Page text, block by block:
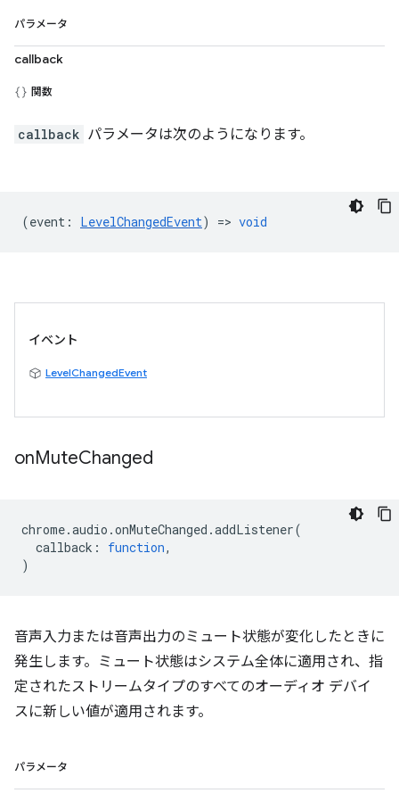
パラメータ
callback
関数
callback パラメータは次のようになります。
(event : LevelChangedEvent) => void
イベント
LevelChangedEvent
onMuteChanged
chrome.audio .onMuteChanged .addListener(
callback : function,
)
音声入力または音声出力のミュート状態が変化したときに
発生します。ミュート状態はシステム全体に適用され、指
定されたストリームタイプのすべてのオーディオ デバイ
スに新しい値が適用されます。
パラメータ